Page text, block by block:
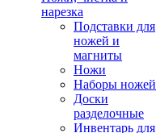
нарезка
Подставки для
ножей и
магниты
Ножи
Наборы ножей
Доски
разделочные
Инвентарь для